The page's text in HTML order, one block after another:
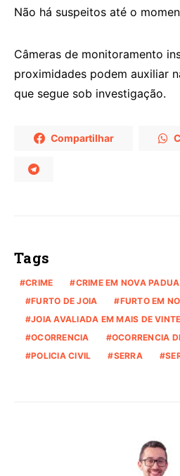
Não há suspeitos até o
Câmeras de monitoramento
proximidades podem auxiliar
que segue sob investigação.
Compartilhar
Tags
CRIME CRIME EM NOVA PADUA
FURTO DE JOIA
FURTO EM
JOIA AVALIADA EM MAIS DE
OCORRENCIA
OCORRENCIA
POLICIA CIVIL
SERRA